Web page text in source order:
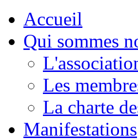
Accueil
Qui sommes
Les
La charte
Manifestations